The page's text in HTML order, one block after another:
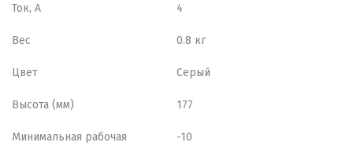
Ток, А 4
Вес 0.8 кг
Цвет Серый
Высота (мм) 177
Минимальная рабочая
-10